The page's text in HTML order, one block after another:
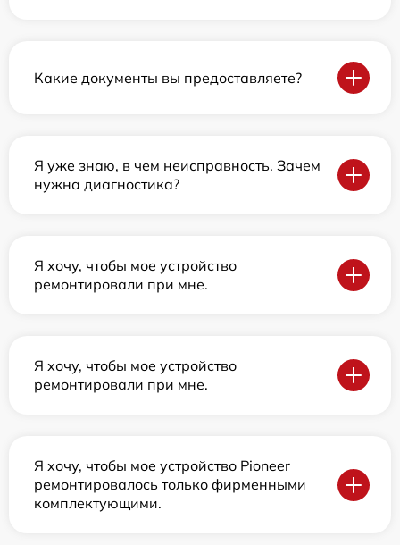
Какие документы вы предоставляете?
Я уже знаю, в чем неисправность. Зачем
нужна диагностика?
Я хочу, чтобы мое устройство
ремонтировали при мне.
Я хочу, чтобы мое устройство
ремонтировали при мне.
Я хочу, чтобы мое устройство Pioneer
ремонтировалось только фирменными
комплектующими.